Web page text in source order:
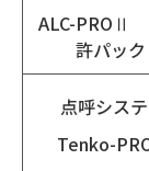
ALC-PROⅡ
許パック
点呼シス
Tenko-